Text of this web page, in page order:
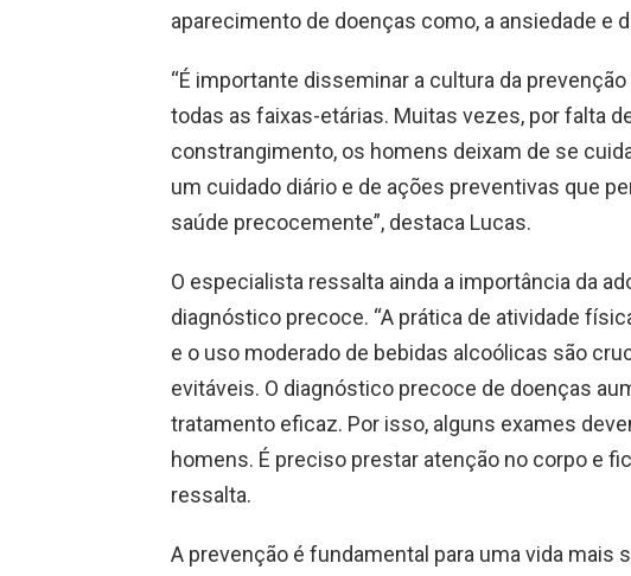
aparecimento de doenças como, a ansiedade e
“É importante disseminar a cultura da
todas as faixas-etárias. Muitas vezes, por falta
constrangimento, os homens deixam de se
um cuidado diário e de ações preventivas que
saúde precocemente”, destaca Lucas.
O especialista ressalta ainda a importância da
diagnóstico precoce. “A prática de atividade
e o uso moderado de bebidas alcoólicas são
evitáveis. O diagnóstico precoce de doenças
tratamento eficaz. Por isso, alguns exames
homens. É preciso prestar atenção no corpo e
ressalta.
A prevenção é fundamental para uma vida mais